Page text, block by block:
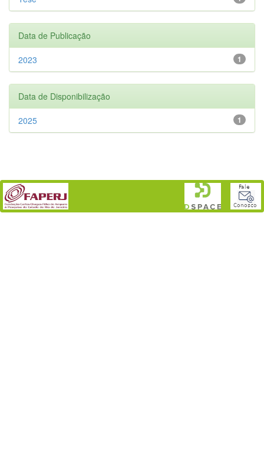
Data de Publicação
1
2023
Data de Disponibilização
1
2025